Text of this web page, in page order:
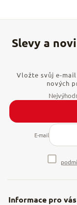
Informace pro vás
Vložte svůj e-
nových
E-mail